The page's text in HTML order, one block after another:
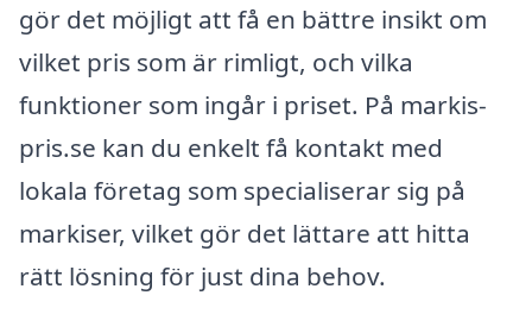
gör det möjligt att få en bättre insikt om
vilket pris som är rimligt, och vilka
funktioner som ingår i priset. På markis-
pris.se kan du enkelt få kontakt med
lokala företag som specialiserar sig på
markiser, vilket gör det lättare att hitta
rätt lösning för just dina behov.